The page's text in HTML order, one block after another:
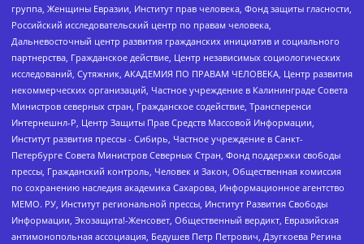
группа, Женщины Евразии, Институт прав человека, Фонд защиты гласности,
Российский исследовательский центр по правам человека,
Дальневосточный центр развития гражданских инициатив и социального
партнерства, Гражданское действие, Центр независимых социологических
исследований, Сутяжник, АКАДЕМИЯ ПО ПРАВАМ ЧЕЛОВЕКА, Центр развития
некоммерческих организаций, Частное учреждение в Калининграде Совета
Министров северных стран, Гражданское содействие, Трансперенси
Интернешнл-Р, Центр Защиты Прав Средств Массовой Информации,
Институт развития прессы - Сибирь, Частное учреждение в Санкт-
Петербурге Совета Министров Северных Стран, Фонд поддержки свободы
прессы, Гражданский контроль, Человек и Закон, Общественная комиссия
по сохранению наследия академика Сахарова, Информационное агентство
МЕМО. РУ, Институт региональной прессы, Институт Развития Свободы
Информации, Экозащита!-Женсовет, Общественный вердикт, Евразийская
антимонопольная ассоциация, Бедушев Петр Петрович, Дзугкоева Регина